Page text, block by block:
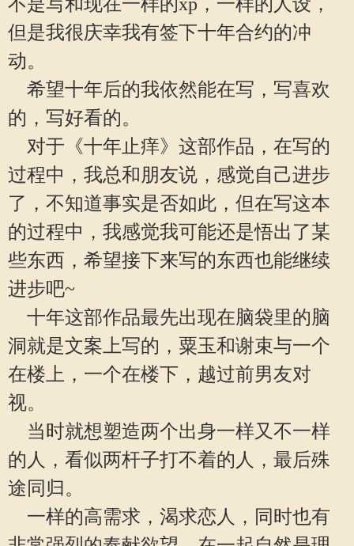
但是我很庆幸我有签下十年合约的冲
动。
希望十年后的我依然能在写，写喜欢
的，写好看的。
对于《十年止痒》这部作品，在写的
过程中，我总和朋友说，感觉自己进步
了，不知道事实是否如此，但在写这本
的过程中，我感觉我可能还是悟出了某
些东西，希望接下来写的东西也能继续
进步吧~
十年这部作品最先出现在脑袋里的脑
洞就是文案上写的，粟玉和谢束与一个
在楼上，一个在楼下，越过前男友对
视。
当时就想塑造两个出身一样又不一样
的人，看似两杆子打不着的人，最后殊
途同归。
一样的高需求，渴求恋人，同时也有